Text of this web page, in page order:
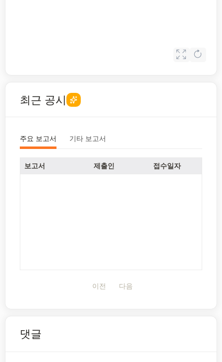
최근 공시
주요 보고서 기타 보고서
보고서 제출인 접수일자
이전 다음
댓글